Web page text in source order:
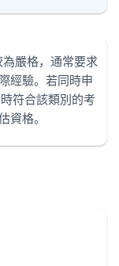
為嚴格，通常要求
經驗。若同時申
符合該類別的考
資格。